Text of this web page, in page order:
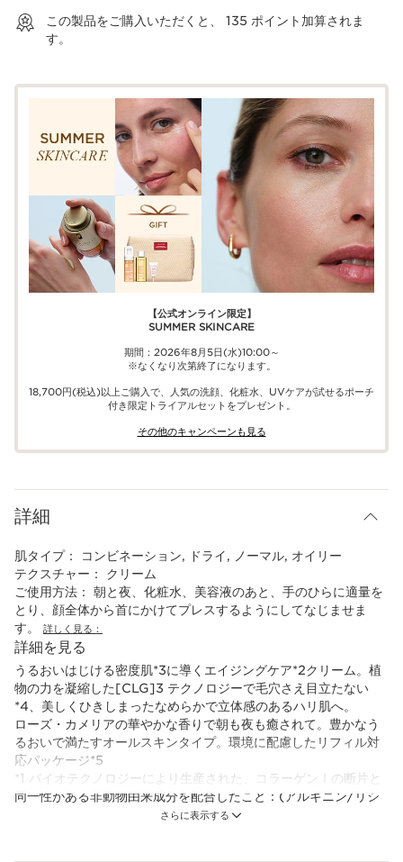
この製品をご購入いただくと、 135 ポイント加算されま
す。
【公式オンライン限定】​​
SUMMER SKINCARE
期間：2026年8月5日(水)10:00～
※なくなり次第終了になります。
18,700円(税込)以上ご購入で、​人気の洗顔、化粧水、UVケアが試せる​ポーチ
付き限定トライアルセットをプレゼント。​
その他のキャンペーンも見る​
詳細
さらに表示する
肌タイプ：
コンビネーション, ドライ, ノーマル, オイリー
テクスチャー： クリーム
ご使用方法： 朝と夜、化粧水、美容液のあと、手のひらに適量を
とり、顔全体から首にかけてプレスするようにしてなじませま
す。 詳しく見る：
詳細を見る
うるおいはじける密度肌*3に導くエイジングケア*2クリーム。植
物の力を凝縮した[CLG]3 テクノロジーで毛穴さえ目立たない
*4、美しくひきしまったなめらかで立体感のあるハリ肌へ。
ローズ・カメリアの華やかな香りで朝も夜も癒されて。豊かなう
るおいで満たすオールスキンタイプ。環境に配慮したリフィル対
応パッケージ*5
*1 バイオテクノロジーにより生産された、コラーゲンⅠの断片と
同一性がある非動物由来成分を配合したこと：(アルギニン/リシ
ン)ポリペプチド (整肌成分)